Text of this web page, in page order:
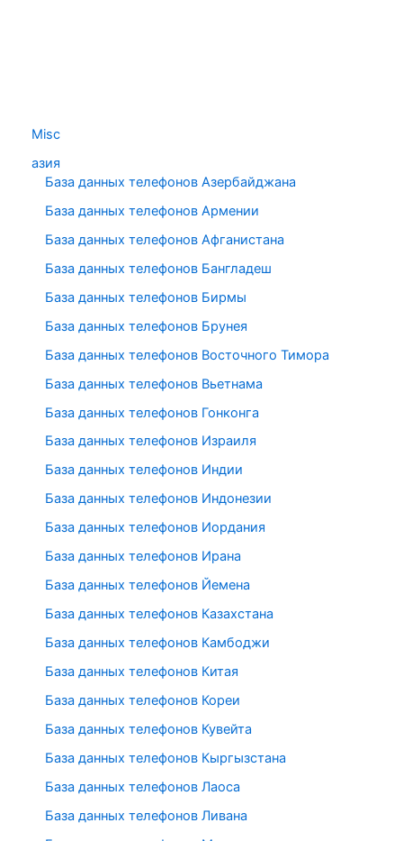
Misc
азия
База данных телефонов Азербайджана
База данных телефонов Армении
База данных телефонов Афганистана
База данных телефонов Бангладеш
База данных телефонов Бирмы
База данных телефонов Брунея
База данных телефонов Восточного Тимора
База данных телефонов Вьетнама
База данных телефонов Гонконга
База данных телефонов Израиля
База данных телефонов Индии
База данных телефонов Индонезии
База данных телефонов Иордания
База данных телефонов Ирана
База данных телефонов Йемена
База данных телефонов Казахстана
База данных телефонов Камбоджи
База данных телефонов Китая
База данных телефонов Кореи
База данных телефонов Кувейта
База данных телефонов Кыргызстана
База данных телефонов Лаоса
База данных телефонов Ливана